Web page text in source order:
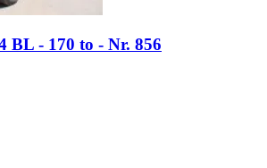
BL - 170 to - Nr. 856